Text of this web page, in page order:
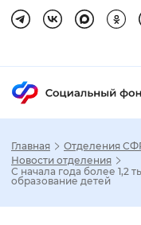
Главная Отделения
Новости отделения
С начала года более 1,2
образование детей